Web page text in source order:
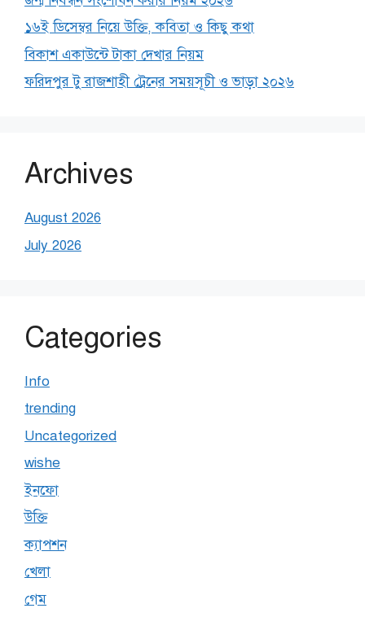
১৬ই ডিসেম্বর নিয়ে উক্তি, কবিতা ও কিছু কথা
বিকাশ একাউন্টে টাকা দেখার নিয়ম
ফরিদপুর টু রাজশাহী ট্রেনের সময়সূচী ও ভাড়া ২০২৬
Archives
August 2026
July 2026
Categories
Info
trending
Uncategorized
wishe
ইনফো
উক্তি
ক্যাপশন
খেলা
গেম